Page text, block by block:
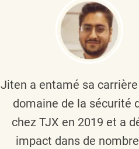
Jiten a entamé sa
domaine de la sécurité
chez TJX en 2019 et a
impact dans de